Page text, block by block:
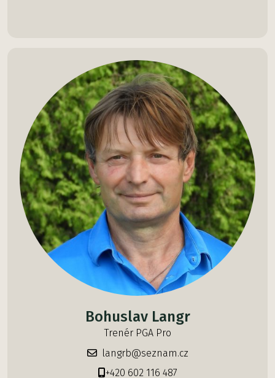
Bohuslav Langr
Trenér PGA Pro
langrb@seznam.cz
+420 602 116 487